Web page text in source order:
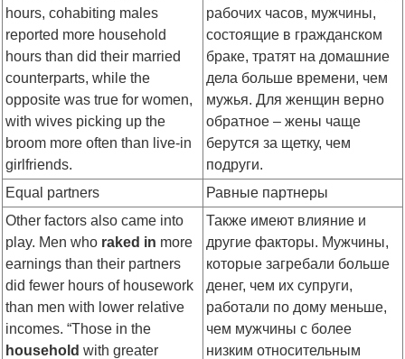
hours, cohabiting males
reported more household
hours than did their married
counterparts, while the
opposite was true for women,
with wives picking up the
broom more often than live-in
girlfriends.
рабочих часов, мужчины,
состоящие в гражданском
браке, тратят на домашние
дела больше времени, чем
мужья. Для женщин верно
обратное – жены чаще
берутся за щетку, чем
подруги.
Equal partners
Равные партнеры
Other factors also came into
play. Men who raked in more
earnings than their partners
did fewer hours of housework
than men with lower relative
incomes. “Those in the
household with greater
Также имеют влияние и
другие факторы. Мужчины,
которые загребали больше
денег, чем их супруги,
работали по дому меньше,
чем мужчины с более
низким относительным